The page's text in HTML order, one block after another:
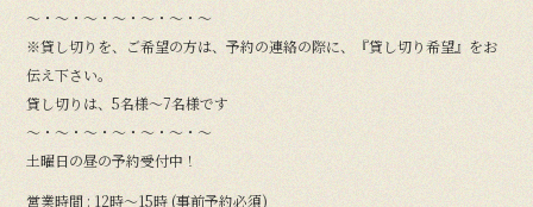
〜・〜・〜・〜・〜・〜・〜
※貸し切りを、ご希望の方は、予約の連絡の際に、『貸し切り希望』をお
伝え下さい。
貸し切りは、5名様〜7名様です
〜・〜・〜・〜・〜・〜・〜
土曜日の昼の予約受付中！
営業時間 : 12時〜15時 (事前予約必須)